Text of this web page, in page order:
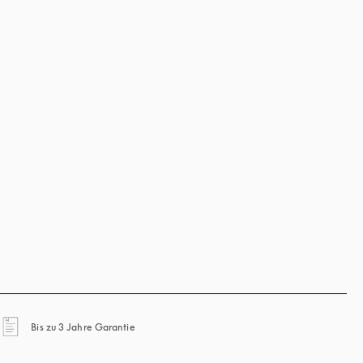
Bis zu 3 Jahre Garantie